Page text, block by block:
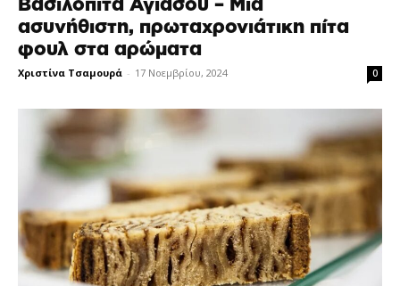
Βασιλόπιτα Αγιάσου – Μια
ασυνήθιστη, πρωταχρονιάτικη πίτα
φουλ στα αρώματα
Χριστίνα Τσαμουρά - 17 Νοεμβρίου, 2024 0